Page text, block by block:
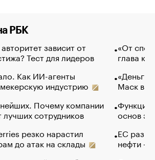
РБК
зависит от
Тест для лидеров
Как ИИ-агенты
индустрию
Почему компании
лучших сотрудников
резко нарастил
до атак на склады
«От
глава
«Деньги
Маск в
Функции
основ
ЕС
нефти —